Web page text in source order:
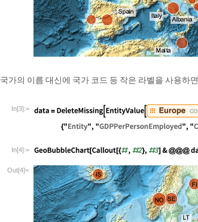
국가의 이름 대신에 국가 코드 등 작은 라벨을 사용하
In[3]:=
In[4]:=
Out[4]=